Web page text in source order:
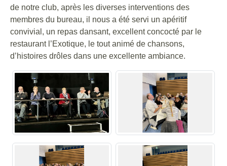
de notre club, après les diverses interventions des
membres du bureau, il nous a été servi un apéritif
convivial, un repas dansant, excellent concocté par le
restaurant l’Exotique, le tout animé de chansons,
d’histoires drôles dans une excellente ambiance.